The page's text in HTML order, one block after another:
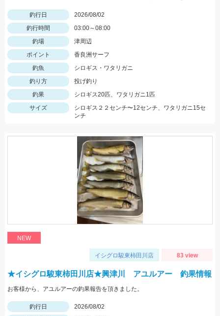
釣行日
2026/08/02
釣行時間
03:00～08:00
釣場
津周辺
ポイント
香良洲サーフ
釣魚
シロギス・ワタリガニ
釣り方
投げ釣り
釣果
シロギス20匹、ワタリガニ1匹
サイズ
シロギス２２センチ〜12センチ、ワタリガニ15セ
ンチ
NEW
イシグロ駿東柿田川店 83 view
★イシグロ駿東柿田川店★興津川 アユルアー 釣果情報
お客様から、アユルアーの釣果報告を頂きました。
釣行日
2026/08/02